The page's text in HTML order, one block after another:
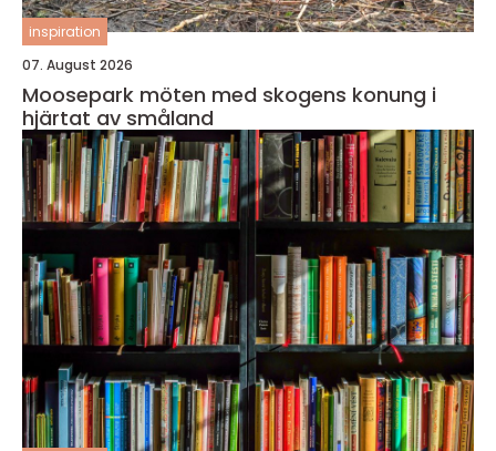
inspiration
07. August 2026
Moosepark möten med skogens konung i
hjärtat av småland